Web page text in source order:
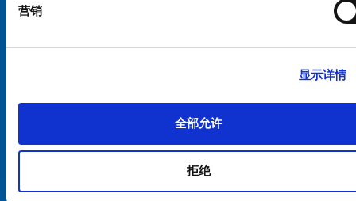
营销
显示详情
全部允许
拒绝
粤ICP备 2021170698号